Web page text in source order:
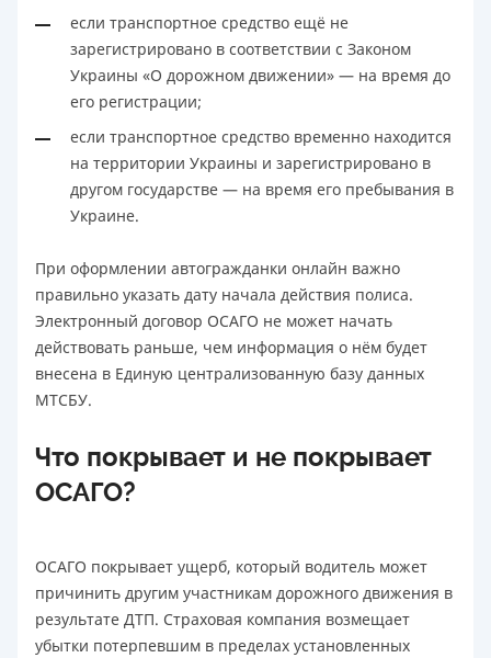
если транспортное средство ещё не
зарегистрировано в соответствии с Законом
Украины «О дорожном движении» — на время до
его регистрации;
если транспортное средство временно находится
на территории Украины и зарегистрировано в
другом государстве — на время его пребывания в
Украине.
При оформлении автогражданки онлайн важно
правильно указать дату начала действия полиса.
Электронный договор ОСАГО не может начать
действовать раньше, чем информация о нём будет
внесена в Единую централизованную базу данных
МТСБУ.
Что покрывает и не покрывает
ОСАГО?
ОСАГО покрывает ущерб, который водитель может
причинить другим участникам дорожного движения в
результате ДТП. Страховая компания возмещает
убытки потерпевшим в пределах установленных